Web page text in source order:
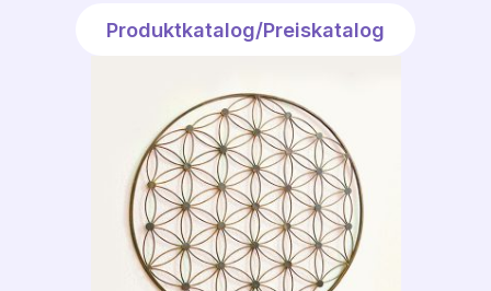
Produktkatalog/Preiskatalog